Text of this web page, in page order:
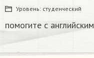
Уровень: студенческий
помогите с английским